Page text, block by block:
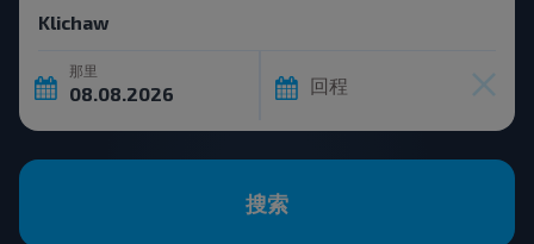
那里
回程
搜索